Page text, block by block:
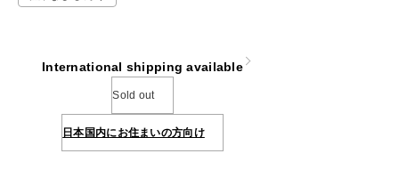
International shipping available
Sold out
日本国内にお住まいの方向け